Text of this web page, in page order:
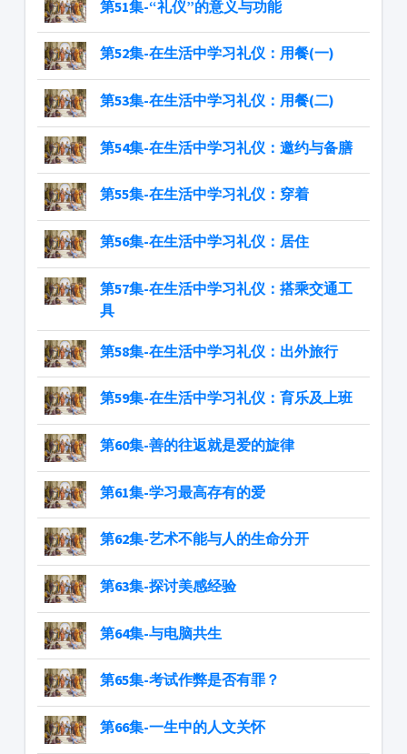
​​​​​​​第51集-“礼仪”的意义与功能
第52集-在生活中学习礼仪：用餐(一)
第53集-在生活中学习礼仪：用餐(二)
第54集-在生活中学习礼仪：邀约与备膳
第55集-在生活中学习礼仪：穿着
第56集-在生活中学习礼仪：居住
第57集-在生活中学习礼仪：搭乘交通工
具
第58集-在生活中学习礼仪：出外旅行
第59集-在生活中学习礼仪：育乐及上班
第60集-善的往返就是爱的旋律
第61集-学习最高存有的爱
第62集-艺术不能与人的生命分开
第63集-探讨美感经验
第64集-与电脑共生
第65集-考试作弊是否有罪？
第66集-一生中的人文关怀